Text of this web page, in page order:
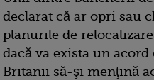
declarat că ar opri sau
planurile de
dacă va exista un
Britanii să-şi menţină